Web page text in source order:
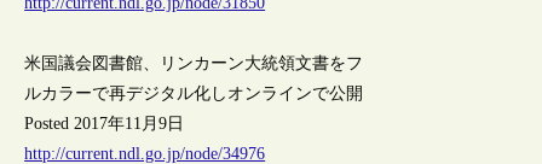
米国議会図書館、リンカーン大統領文書をフ
ルカラーで再デジタル化しオンラインで公開
Posted 2017年11月9日
http://current.ndl.go.jp/node/34976